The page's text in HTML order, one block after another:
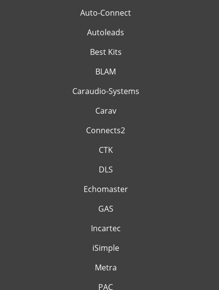
Auto-Connect
Autoleads
Best Kits
BLAM
Caraudio-Systems
Carav
Connects2
CTK
DLS
Echomaster
GAS
Incartec
iSimple
Metra
PAC